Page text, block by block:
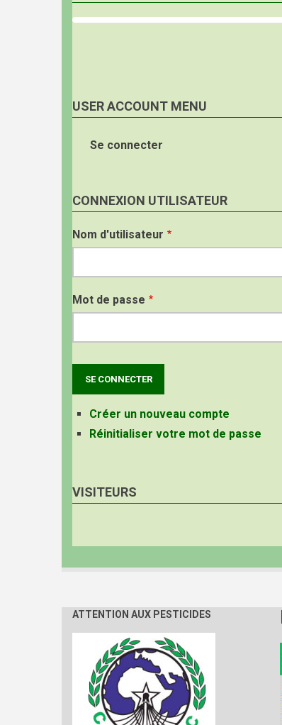
USER ACCOUNT MENU
Se connecter
CONNEXION UTILISATEUR
Nom d'utilisateur
Mot de passe
Créer un nouveau compte
Réinitialiser votre mot de passe
VISITEURS
ATTENTION AUX PESTICIDES